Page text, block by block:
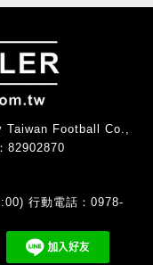
Football Co.,
82902870
行動電話：0978-